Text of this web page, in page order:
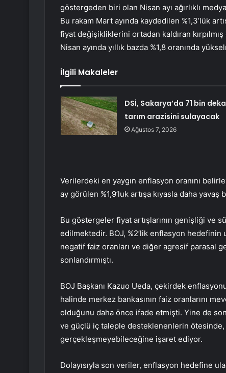
göstergeden biri olan Nisan ayı ağırlıklı
Bu rakam Mart ayında kaydedilen %1,3’lük
fiyat değişikliklerini ortadan kaldıran
Nisan ayında yıllık bazda %1,8 oranında
İlgili Makaleler
DSİ, Sakarya’da 71 bin
tarım arazisini sulayacak
Ağustos 7, 2026
Verilerdeki en yaygın enflasyon oranını
ay görülen %1,9’luk artışa kıyasla daha yavaş
Bu göstergeler fiyat artışlarının genişliği ve
edilmektedir. BOJ, %2’lik enflasyon
negatif faiz oranları ve diğer agresif parasal
sonlandırmıştı.
BOJ Başkanı Kazuo Ueda, çekirdek
halinde merkez bankasının faiz oranlarını
olduğunu daha önce ifade etmişti. Yine de
ve güçlü iç taleple desteklenenlerin
gerçekleşmeyebileceğine işaret ediyor.
Dolayısıyla son veriler, enflasyon hedefine